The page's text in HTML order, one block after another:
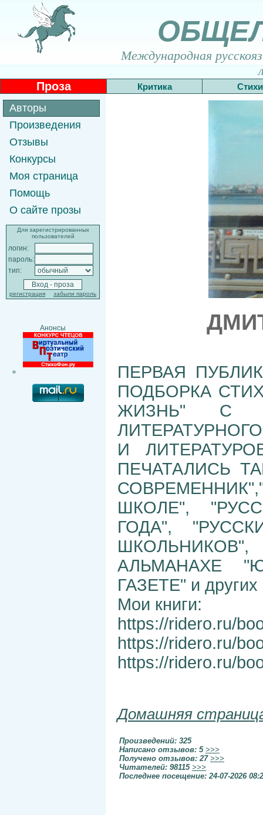
Международная
Проза Критика Стихи
Авторы
Произведения
Отзывы
Конкурсы
Моя страница
Помощь
О сайте прозы
Для зарегистрированных
пользователей
логин:
пароль:
тип:
регистрация забыли пароль
Анонсы
ПЕРВАЯ
ПОДБОРКА
ЖИЗНЬ" С
И
ПЕЧАТАЛИСЬ
ШКОЛЕ",
ГОДА",
АЛЬМАНАХЕ
ГАЗЕТЕ" и других
Мои книги:
https://ridero.ru/
https://ridero.ru/
https://ridero.ru/
Домашняя
Произведений: 325
Написано отзывов: 5 >>>
Получено отзывов: 27 >>>
Читателей: 98115 >>>
Последнее посещение: 24-07-2026